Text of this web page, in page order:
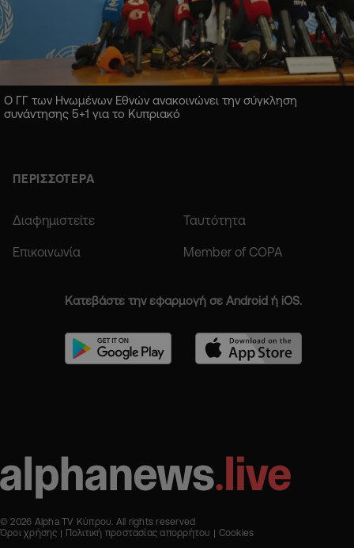
Ο ΓΓ των Ηνωμένων Εθνών ανακοινώνει την σύγκληση
συνάντησης 5+1 για το Κυπριακό
ΠΕΡΙΣΣΟΤΕΡΑ
Διαφημιστείτε Ταυτότητα
Επικοινωνία Member of COPA
Κατεβάστε την εφαρμογή σε Android ή iOS.
© 2026 Alpha TV Κύπρου. All rights reserved
Όροι χρήσης
Πολιτική προστασίας απορρήτου Cookies